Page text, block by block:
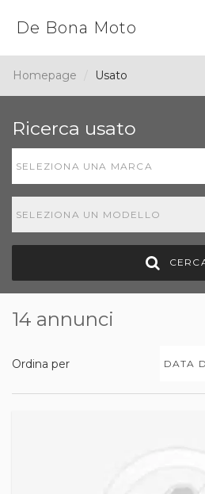
De Bona Moto
Homepage Usato
Ricerca usato
SELEZIONA UNA MARCA
SELEZIONA UN MODELLO
14 annunci
Ordina per DATA